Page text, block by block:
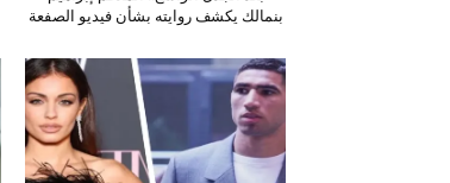
بنمالك يكشف روايته بشأن فيديو الصفعة